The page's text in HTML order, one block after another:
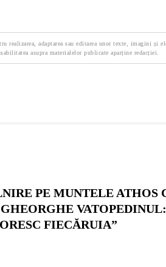
adaptarea sau editarea unor texte, imagini și
asupra materialelor publicate aparține redacției.
PE MUNTELE ATHOS
FIECĂRUIA”